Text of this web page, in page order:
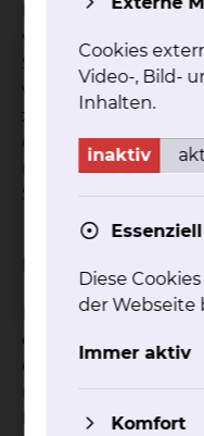
Menschen, bei
wurde, klagen über
Sehen. Auch die
wahrgenommen.
zudem blend- und
doppelt, oder haben
räumlichen Sehen.
Stück für Stück ab.
Diagnostik
Der graue Star ist
die das Sehen
eingetrübte Linse
minimalinvasiven
Kunstlinse
Cookies
Video-, Bild-
Inhalten.
inaktiv
Essenziell
Diese
der Webseite
Immer aktiv
Komfort